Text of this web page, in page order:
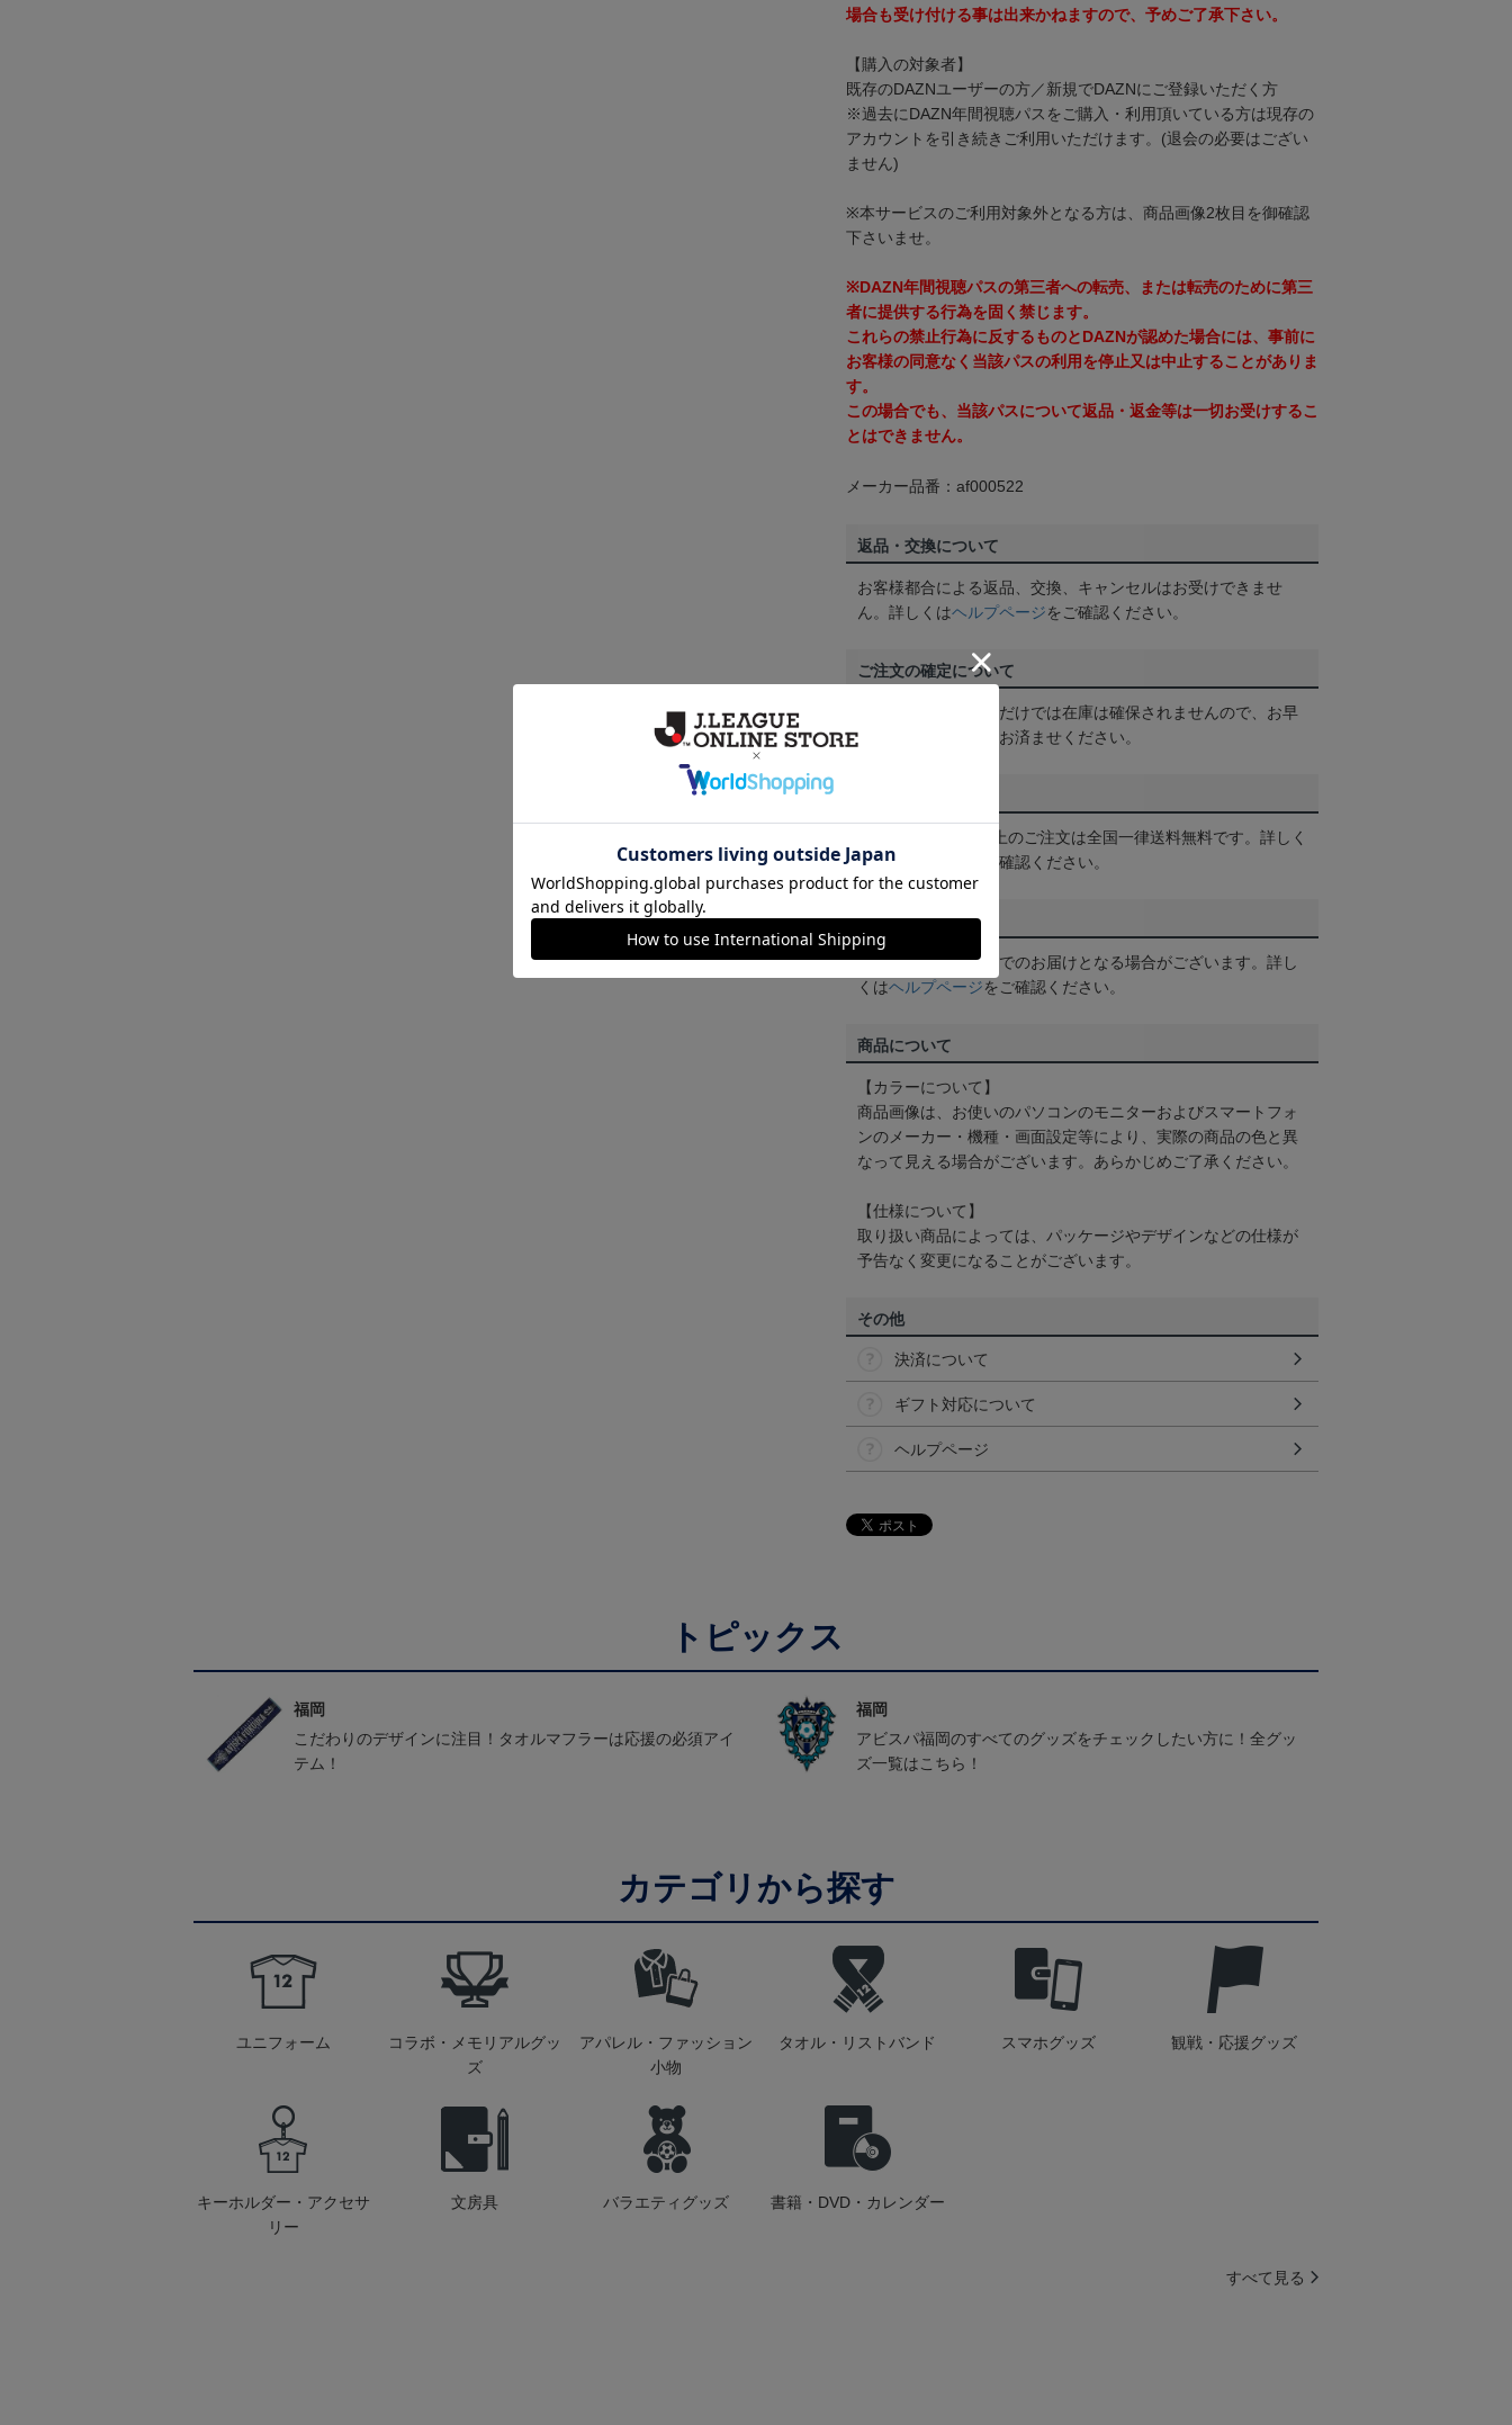
場合も受け付ける事は出来かねますので、予めご了承下さい。
【購入の対象者】
既存のDAZNユーザーの方／新規でDAZNにご登録いただく方
※過去にDAZN年間視聴パスをご購入・利用頂いている方は現存の
アカウントを引き続きご利用いただけます。(退会の必要はござい
ません)
※本サービスのご利用対象外となる方は、商品画像2枚目を御確認
下さいませ。
※DAZN年間視聴パスの第三者への転売、または転売のために第三
者に提供する行為を固く禁じます。
これらの禁止行為に反するものとDAZNが認めた場合には、事前に
お客様の同意なく当該パスの利用を停止又は中止することがありま
す。
この場合でも、当該パスについて返品・返金等は一切お受けするこ
とはできません。
メーカー品番：af000522
返品・交換について
お客様都合による返品、交換、キャンセルはお受けできませ
ん。詳しくはヘルプページをご確認ください。
ご注文の確定について
買い物かごに入れるだけでは在庫は確保されませんので、お早
めにご購入手続きをお済ませください。
3,980円（税込）以上のご注文は全国一律送料無料です。詳しく
はヘルプページ をご確認ください。
配送方法について
一部商品はメール便でのお届けとなる場合がございます。詳し
くはヘルプページをご確認ください。
商品について
【カラーについて】
商品画像は、お使いのパソコンのモニターおよびスマートフォ
ンのメーカー・機種・画面設定等により、実際の商品の色と異
なって見える場合がございます。あらかじめご了承ください。
【仕様について】
取り扱い商品によっては、パッケージやデザインなどの仕様が
予告なく変更になることがございます。
その他
決済について
ギフト対応について
ヘルプページ
トピックス
福岡
こだわりのデザインに注目！タオルマフラーは応援の必須アイ
テム！
福岡
アビスパ福岡のすべてのグッズをチェックしたい方に！全グッ
ズ一覧はこちら！
カテゴリから探す
ユニフォーム
コラボ・メモリアルグッ
ズ
アパレル・ファッション
小物
タオル・リストバンド スマホグッズ 観戦・応援グッズ
キーホルダー・アクセサ
リー
文房具 バラエティグッズ 書籍・DVD・カレンダー
すべて見る